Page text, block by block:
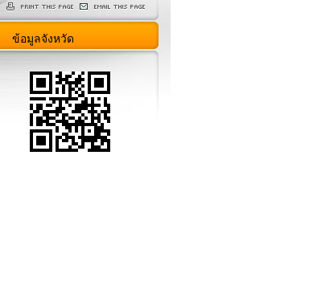
ข้อมูลจังหวัด